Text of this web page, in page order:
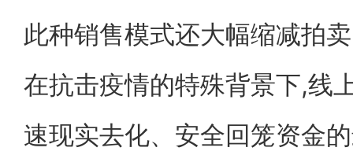
此种销售模式还大幅缩减拍
在抗击疫情的特殊背景下,线
速现实去化、安全回笼资金